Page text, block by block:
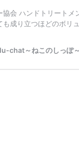
会 ハンドトリートメ
も成り立つほどのボ
chat～ねこのしっぽ